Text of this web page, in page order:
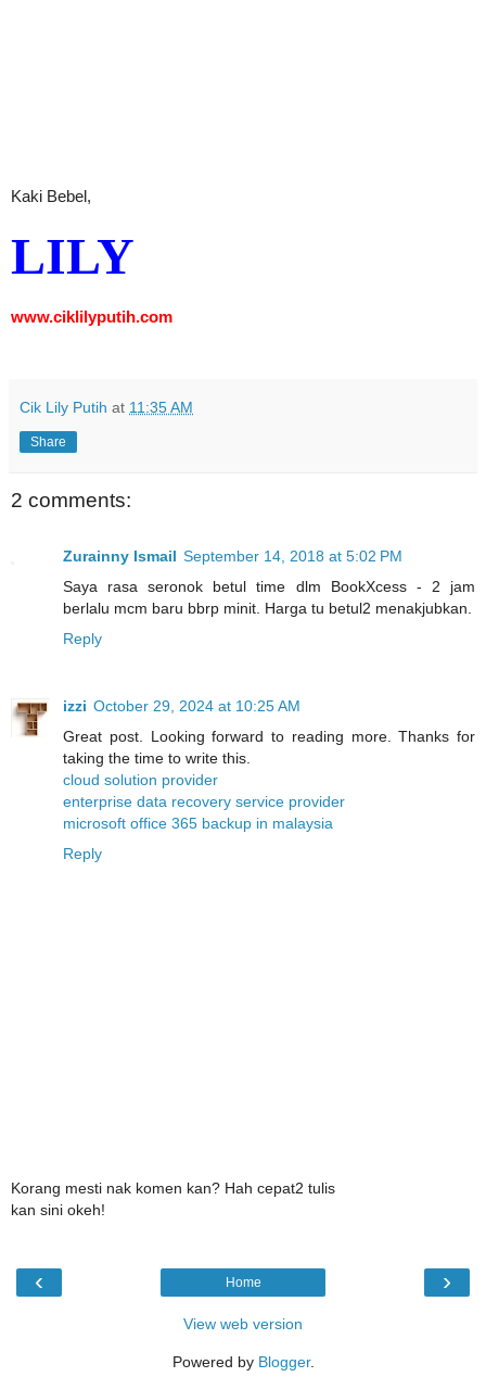
Kaki Bebel,
LILY
www.ciklilyputih.com
Cik Lily Putih at 11:35 AM
Share
2 comments:
Zurainny Ismail September 14, 2018 at 5:02 PM
Saya rasa seronok betul time dlm BookXcess - 2 jam
berlalu mcm baru bbrp minit. Harga tu betul2 menakjubkan.
Reply
izzi October 29, 2024 at 10:25 AM
Great post. Looking forward to reading more. Thanks for
taking the time to write this.
cloud solution provider
enterprise data recovery service provider
microsoft office 365 backup in malaysia
Reply
Korang mesti nak komen kan? Hah cepat2 tulis
kan sini okeh!
‹ ›
Home
View web version
Powered by Blogger.